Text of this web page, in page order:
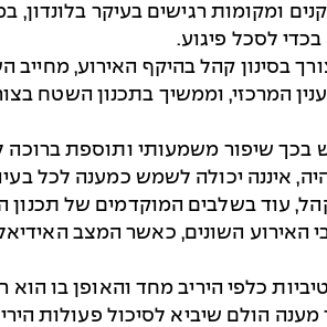
סביב מתקנים ומקומות רגישים בעיקר
לסכל פיגוע.
בסינון קהל בהיקף האירוע,
המרכזי, וממשיך בתכנון השטח
בכך שיפור משמעותי ותוספת ברוכה
איננה יכולה לשמש כמענה לכל
עוד בשלבים המוקדמים של תכנון
האירוע השונים, כאשר המצב
כלפי היריב מחד והאופן בו הוא
הולם שיביא לסיכול פעולות